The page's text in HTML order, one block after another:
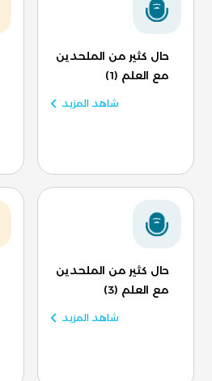
حال كثير من الملحدين
مع العلم (1)
شاهد المزيد
حال كثير من الملحدين
مع العلم (3)
شاهد المزيد